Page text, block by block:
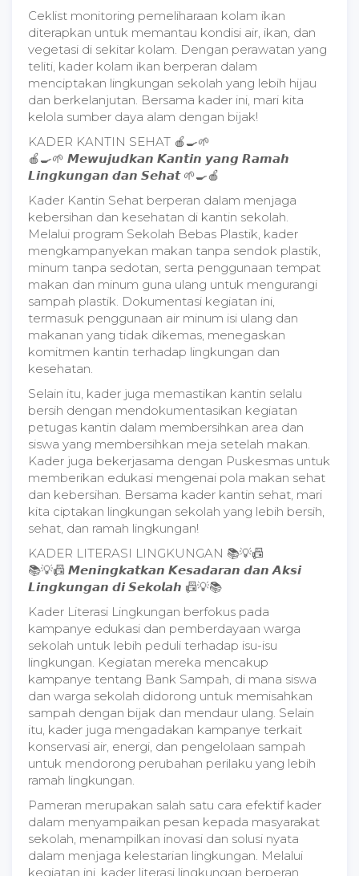
Ceklist monitoring pemeliharaan kolam ikan
diterapkan untuk memantau kondisi air, ikan, dan
vegetasi di sekitar kolam. Dengan perawatan yang
teliti, kader kolam ikan berperan dalam
menciptakan lingkungan sekolah yang lebih hijau
dan berkelanjutan. Bersama kader ini, mari kita
kelola sumber daya alam dengan bijak!
KADER KANTIN SEHAT 🍎🍳🌱
🍎🍳🌱 𝙈𝙚𝙬𝙪𝙟𝙪𝙙𝙠𝙖𝙣 𝙆𝙖𝙣𝙩𝙞𝙣 𝙮𝙖𝙣𝙜 𝙍𝙖𝙢𝙖𝙝
𝙇𝙞𝙣𝙜𝙠𝙪𝙣𝙜𝙖𝙣 𝙙𝙖𝙣 𝙎𝙚𝙝𝙖𝙩 🌱🍳🍎
Kader Kantin Sehat berperan dalam menjaga
kebersihan dan kesehatan di kantin sekolah.
Melalui program Sekolah Bebas Plastik, kader
mengkampanyekan makan tanpa sendok plastik,
minum tanpa sedotan, serta penggunaan tempat
makan dan minum guna ulang untuk mengurangi
sampah plastik. Dokumentasi kegiatan ini,
termasuk penggunaan air minum isi ulang dan
makanan yang tidak dikemas, menegaskan
komitmen kantin terhadap lingkungan dan
kesehatan.
Selain itu, kader juga memastikan kantin selalu
bersih dengan mendokumentasikan kegiatan
petugas kantin dalam membersihkan area dan
siswa yang membersihkan meja setelah makan.
Kader juga bekerjasama dengan Puskesmas untuk
memberikan edukasi mengenai pola makan sehat
dan kebersihan. Bersama kader kantin sehat, mari
kita ciptakan lingkungan sekolah yang lebih bersih,
sehat, dan ramah lingkungan!
KADER LITERASI LINGKUNGAN 📚💡📠
📚💡📠 𝙈𝙚𝙣𝙞𝙣𝙜𝙠𝙖𝙩𝙠𝙖𝙣 𝙆𝙚𝙨𝙖𝙙𝙖𝙧𝙖𝙣 𝙙𝙖𝙣 𝘼𝙠𝙨𝙞
𝙇𝙞𝙣𝙜𝙠𝙪𝙣𝙜𝙖𝙣 𝙙𝙞 𝙎𝙚𝙠𝙤𝙡𝙖𝙝 📠💡📚
Kader Literasi Lingkungan berfokus pada
kampanye edukasi dan pemberdayaan warga
sekolah untuk lebih peduli terhadap isu-isu
lingkungan. Kegiatan mereka mencakup
kampanye tentang Bank Sampah, di mana siswa
dan warga sekolah didorong untuk memisahkan
sampah dengan bijak dan mendaur ulang. Selain
itu, kader juga mengadakan kampanye terkait
konservasi air, energi, dan pengelolaan sampah
untuk mendorong perubahan perilaku yang lebih
ramah lingkungan.
Pameran merupakan salah satu cara efektif kader
dalam menyampaikan pesan kepada masyarakat
sekolah, menampilkan inovasi dan solusi nyata
dalam menjaga kelestarian lingkungan. Melalui
kegiatan ini, kader literasi lingkungan berperan